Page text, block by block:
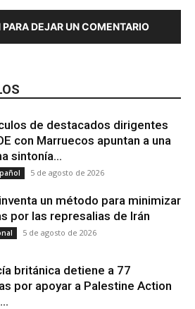
DEJAR UN COMENTARIO
de destacados dirigentes
con Marruecos apuntan a una
sintonía...
5 de agosto de 2026
inventa un método para minimizar
por las represalias de Irán
5 de agosto de 2026
británica detiene a 77
por apoyar a Palestine Action